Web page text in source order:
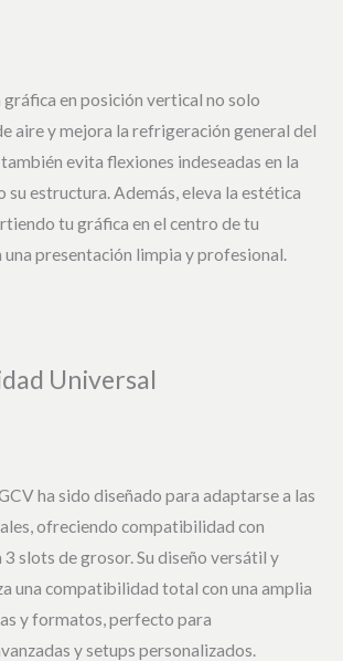
en posición vertical no solo
aire y mejora la refrigeración general del
evita flexiones indeseadas en la
su estructura. Además, eleva la estética
tu gráfica en el centro de tu
una presentación limpia y profesional.
Universal
ha sido diseñado para adaptarse a las
ofreciendo compatibilidad con
slots de grosor. Su diseño versátil y
una compatibilidad total con una amplia
y formatos, perfecto para
y setups personalizados.